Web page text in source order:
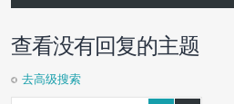
查看没有回复的主题
去高级搜索